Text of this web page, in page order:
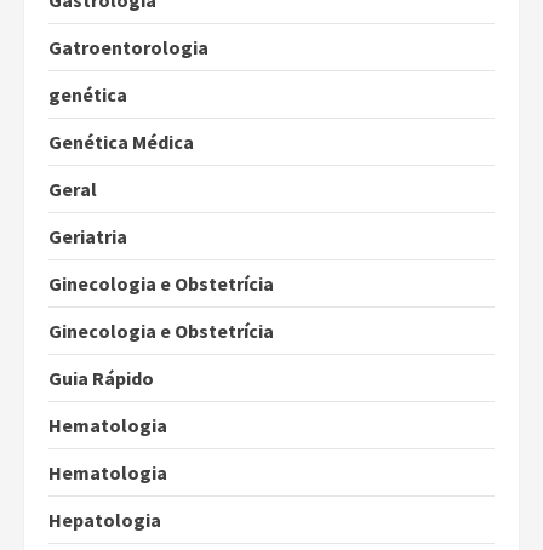
Gatroentorologia
genética
Genética Médica
Geral
Geriatria
Ginecologia e Obstetrícia
Ginecologia e Obstetrícia
Guia Rápido
Hematologia
Hematologia
Hepatologia